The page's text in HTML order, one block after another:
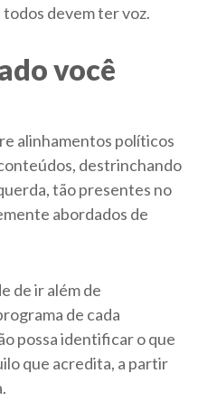
devem ter voz.
você
alinhamentos políticos
destrinchando
tão presentes no
abordados de
de ir além de
de cada
possa identificar o que
que acredita, a partir